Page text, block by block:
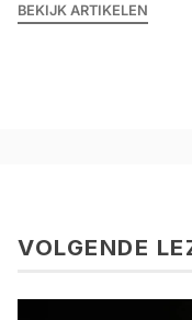
BEKIJK ARTIKELEN
VOLGENDE